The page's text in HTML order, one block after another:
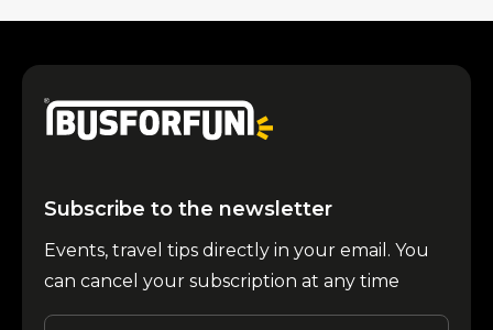
Subscribe to the newsletter
Events, travel tips directly in your email. You
can cancel your subscription at any time